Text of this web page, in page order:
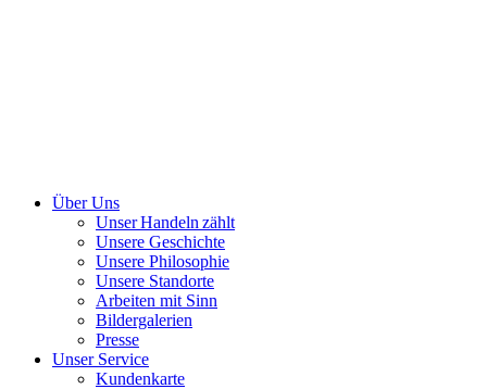
Über Uns
Unser Handeln zählt
Unsere Geschichte
Unsere Philosophie
Unsere Standorte
Arbeiten mit Sinn
Bildergalerien
Presse
Unser Service
Kundenkarte